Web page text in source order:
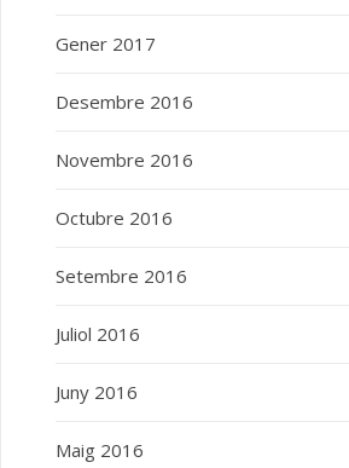
Gener 2017
Desembre 2016
Novembre 2016
Octubre 2016
Setembre 2016
Juliol 2016
Juny 2016
Maig 2016